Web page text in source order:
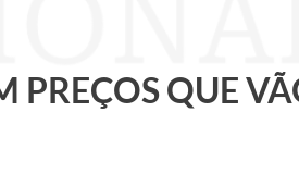
PREÇOS QUE